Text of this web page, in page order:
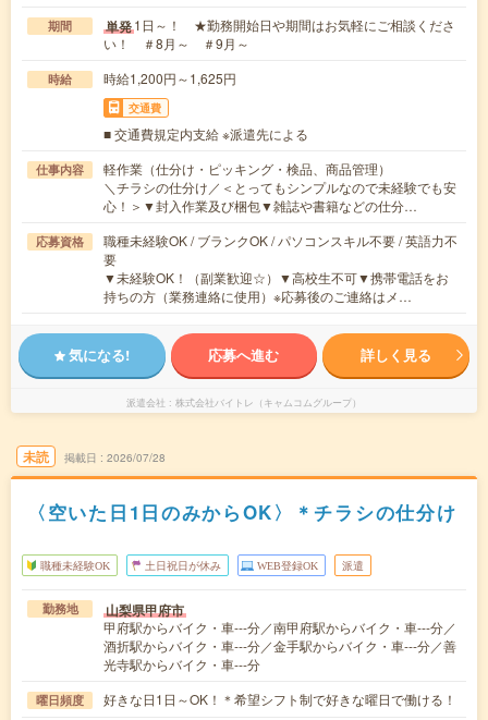
期間 単発1日～！ ★勤務開始日や期間はお気軽にご相談くださ
い！ ＃8月～ ＃9月～
時給 時給1,200円～1,625円
交通費
■ 交通費規定内支給 ※派遣先による
仕事内容
軽作業（仕分け・ピッキング・検品、商品管理）
＼チラシの仕分け／＜とってもシンプルなので未経験でも安
心！＞▼封入作業及び梱包▼雑誌や書籍などの仕分…
応募資格
職種未経験OK / ブランクOK / パソコンスキル不要 / 英語力不
要
▼未経験OK！（副業歓迎☆）▼高校生不可▼携帯電話をお
持ちの方（業務連絡に使用）※応募後のご連絡はメ…
気になる! 応募へ進む 詳しく見る
派遣会社 株式会社バイトレ（キャムコムグループ）
未読 掲載日 2026/07/28
〈空いた日1日のみからOK〉＊チラシの仕分け
職種未経験OK 土日祝日が休み WEB登録OK 派遣
勤務地 山梨県甲府市
甲府駅からバイク・車---分／南甲府駅からバイク・車---分／
酒折駅からバイク・車---分／金手駅からバイク・車---分／善
光寺駅からバイク・車---分
曜日頻度 好きな日1日～OK！＊希望シフト制で好きな曜日で働ける！